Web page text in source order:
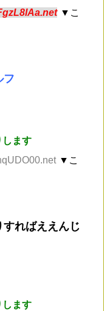
▼こ
フ
します
▼こ
ればええんじ
します